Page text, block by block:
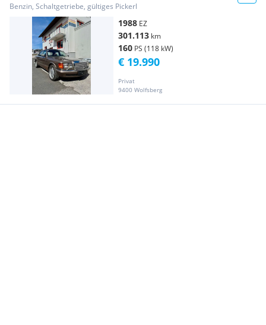
Benzin, Schaltgetriebe, gültiges Pickerl
1988 EZ
301.113 km
160 PS (118 kW)
Privat
9400 Wolfsberg
€ 19.990